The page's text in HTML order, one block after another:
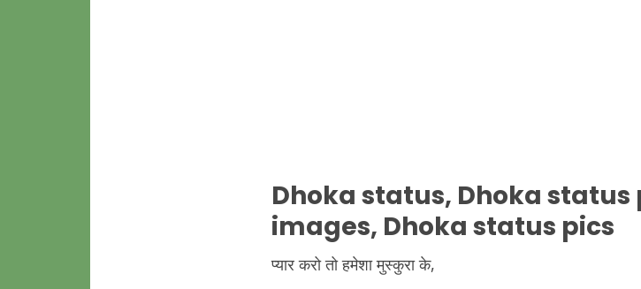
Dhoka status, Dhoka status
images, Dhoka status pics
प्यार करो तो हमेशा मुस्कुरा के,